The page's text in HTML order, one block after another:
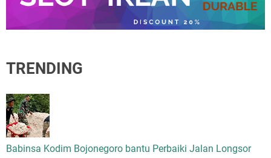
TRENDING
Babinsa Kodim Bojonegoro bantu Perbaiki Jalan Longsor